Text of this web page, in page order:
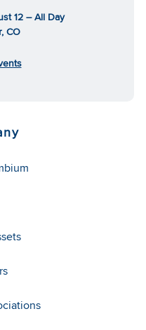
12 – All Day
CO